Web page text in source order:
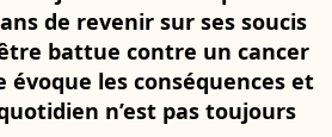
de revenir sur ses soucis
battue contre un cancer
évoque les conséquences et
n’est pas toujours